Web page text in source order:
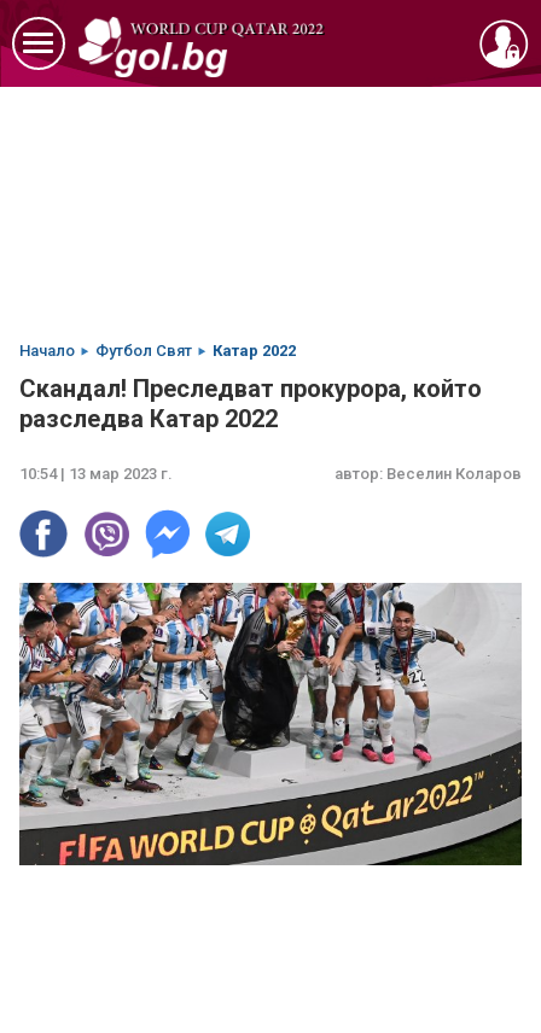
Начало Футбол Свят Катар 2022
Скандал! Преследват прокурора, който
разследва Катар 2022
10:54 | 13 мар 2023 г. автор: Веселин Коларов